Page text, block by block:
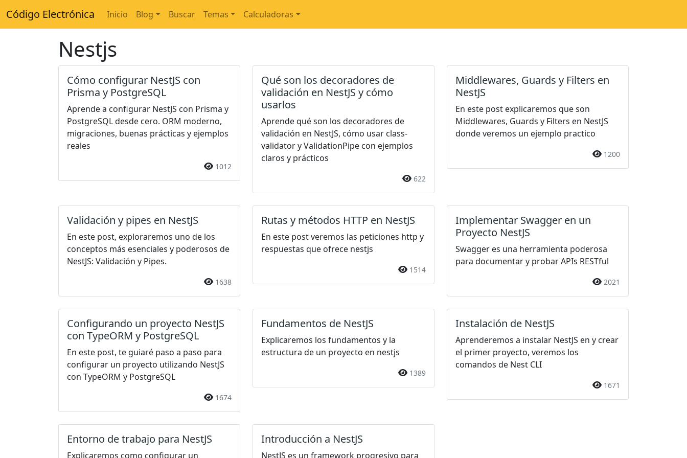
Código Electrónica Inicio Blog Buscar Temas Calculadoras
Nestjs
Cómo configurar NestJS con
Prisma y PostgreSQL
Aprende a configurar NestJS con Prisma y
PostgreSQL desde cero. ORM moderno,
migraciones, buenas prácticas y ejemplos
reales
1012
Qué son los decoradores de
validación en NestJS y cómo
usarlos
Aprende qué son los decoradores de
validación en NestJS, cómo usar class-
validator y ValidationPipe con ejemplos
claros y prácticos
622
Middlewares, Guards y Filters en
NestJS
En este post explicaremos que son
Middlewares, Guards y Filters en NestJS
donde veremos un ejemplo practico
1200
Validación y pipes en NestJS
En este post, exploraremos uno de los
conceptos más esenciales y poderosos de
NestJS: Validación y Pipes.
1638
Rutas y métodos HTTP en NestJS
En este post veremos las peticiones http y
respuestas que ofrece nestjs
1514
Implementar Swagger en un
Proyecto NestJS
Swagger es una herramienta poderosa
para documentar y probar APIs RESTful
2021
Configurando un proyecto NestJS
con TypeORM y PostgreSQL
En este post, te guiaré paso a paso para
configurar un proyecto utilizando NestJS
con TypeORM y PostgreSQL
1674
Fundamentos de NestJS
Explicaremos los fundamentos y la
estructura de un proyecto en nestjs
1389
Instalación de NestJS
Aprenderemos a instalar NestJS en y crear
el primer proyecto, veremos los
comandos de Nest CLI
1671
Entorno de trabajo para NestJS
Explicaremos como configurar un
Introducción a NestJS
NestJS es un framework progresivo para